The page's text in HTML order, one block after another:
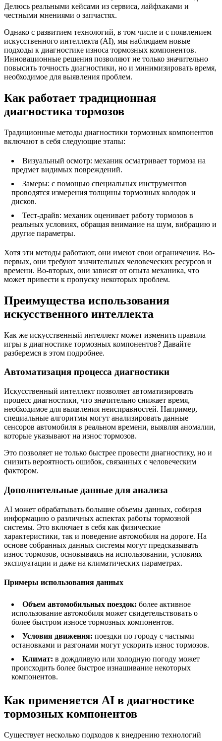
Делюсь реальными кейсами из сервиса, лайфхаками и
честными мнениями о запчастях.
Однако с развитием технологий, в том числе и с появлением
искусственного интеллекта (AI), мы наблюдаем новые
подходы к диагностике износа тормозных компонентов.
Инновационные решения позволяют не только значительно
повысить точность диагностики, но и минимизировать время,
необходимое для выявления проблем.
Как работает традиционная
диагностика тормозов
Традиционные методы диагностики тормозных компонентов
включают в себя следующие этапы:
Визуальный осмотр: механик осматривает тормоза на
предмет видимых повреждений.
Замеры: с помощью специальных инструментов
проводятся измерения толщины тормозных колодок и
дисков.
Тест-драйв: механик оценивает работу тормозов в
реальных условиях, обращая внимание на шум, вибрацию и
другие параметры.
Хотя эти методы работают, они имеют свои ограничения. Во-
первых, они требуют значительных человеческих ресурсов и
времени. Во-вторых, они зависят от опыта механика, что
может привести к пропуску некоторых проблем.
Преимущества использования
искусственного интеллекта
Как же искусственный интеллект может изменить правила
игры в диагностике тормозных компонентов? Давайте
разберемся в этом подробнее.
Автоматизация процесса диагностики
Искусственный интеллект позволяет автоматизировать
процесс диагностики, что значительно снижает время,
необходимое для выявления неисправностей. Например,
специальные алгоритмы могут анализировать данные
сенсоров автомобиля в реальном времени, выявляя аномалии,
которые указывают на износ тормозов.
Это позволяет не только быстрее провести диагностику, но и
снизить вероятность ошибок, связанных с человеческим
фактором.
Дополнительные данные для анализа
AI может обрабатывать большие объемы данных, собирая
информацию о различных аспектах работы тормозной
системы. Это включает в себя как физические
характеристики, так и поведение автомобиля на дороге. На
основе собранных данных системы могут предсказывать
износ тормозов, основываясь на использовании, условиях
эксплуатации и даже на климатических параметрах.
Примеры использования данных
Объем автомобильных поездок: более активное
использование автомобиля может свидетельствовать о
более быстром износе тормозных компонентов.
Условия движения: поездки по городу с частыми
остановками и разгонами могут ускорить износ тормозов.
Климат: в дождливую или холодную погоду может
происходить более быстрое изнашивание некоторых
компонентов.
Как применяется AI в диагностике
тормозных компонентов
Существует несколько подходов к внедрению технологий